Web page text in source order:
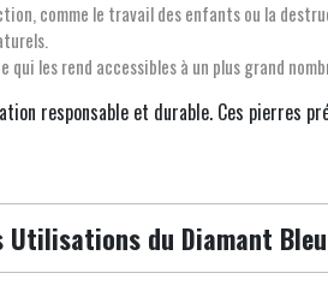
comme le travail des enfants ou la
les rend accessibles à un plus grand
responsable et durable. Ces pierres
Utilisations du Diamant